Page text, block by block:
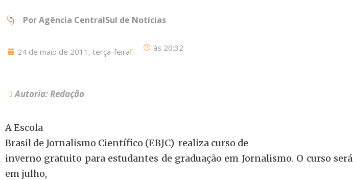
PorAgência CentralSul de Notícias
24 de maio de 2011, terça-feira às 20:32
Autoria: Redação
A Escola
Brasil de Jornalismo Científico (EBJC) realiza curso de
inverno gratuito para estudantes de graduação em Jornalismo. O curso será
em julho,